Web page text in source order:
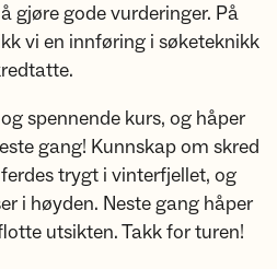
gjøre gode vurderinger. På
vi en innføring i søketeknikk
spennende kurs, og håper
gang! Kunnskap om skred
trygt i vinterfjellet, og
i høyden. Neste gang håper
utsikten. Takk for turen!